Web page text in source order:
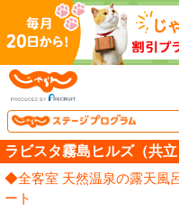
ラビスタ霧島ヒルズ（共立
◆全客室 天然温泉の露天風
ート